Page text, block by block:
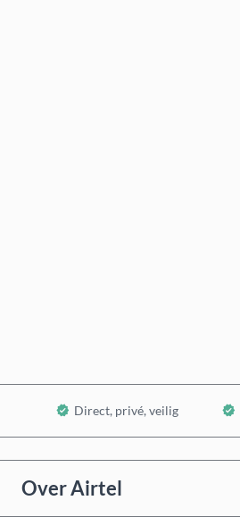
Direct, privé, veilig
Over Airtel